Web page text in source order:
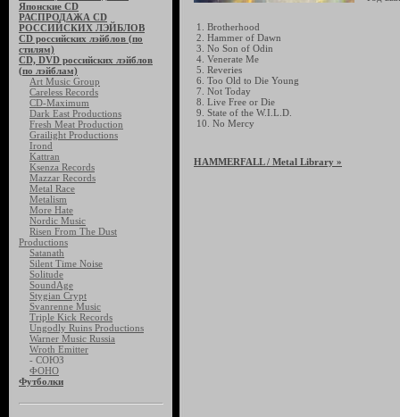
Японские CD
РАСПРОДАЖА CD
РОССИЙСКИХ ЛЭЙБЛОВ
CD российских лэйблов (по
стилям)
CD, DVD российских лэйблов
(по лэйблам)
Art Music Group
Careless Records
CD-Maximum
Dark East Productions
Fresh Meat Production
Grailight Productions
Irond
Kattran
Ksenza Records
Mazzar Records
Metal Race
Metalism
More Hate
Nordic Music
Risen From The Dust
Productions
Satanath
Silent Time Noise
Solitude
SoundAge
Stygian Crypt
Svanrenne Music
Triple Kick Records
Ungodly Ruins Productions
Warner Music Russia
Wroth Emitter
- СОЮЗ
ФОНО
Футболки
1. Brotherhood
2. Hammer of Dawn
3. No Son of Odin
4. Venerate Me
5. Reveries
6. Too Old to Die Young
7. Not Today
8. Live Free or Die
9. State of the W.I.L.D.
10. No Mercy
HAMMERFALL/ Metal Library »